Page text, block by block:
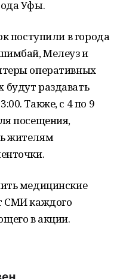
Уфы.
поступили в города
Мелеуз и
оперативных
раздавать
Также, с 4 по 9
посещения,
жителям
медицинские
СМИ каждого
в акции.